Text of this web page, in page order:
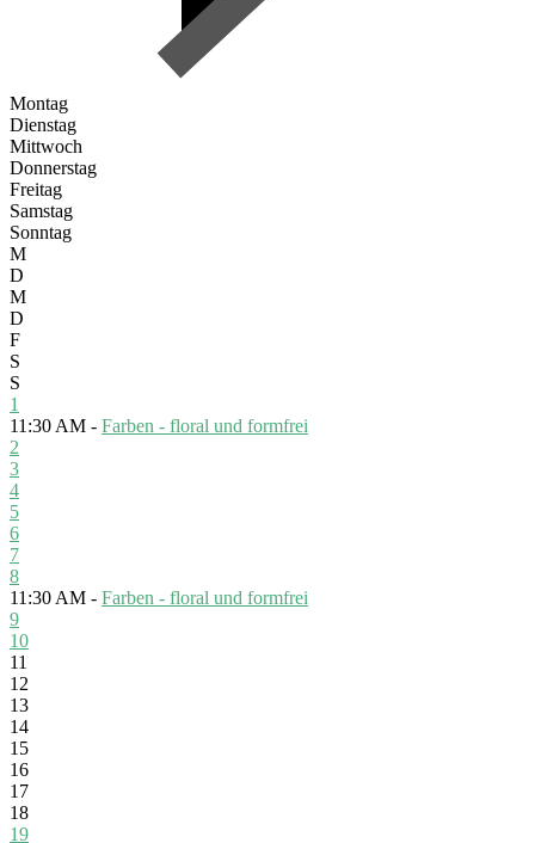
Montag
Dienstag
Mittwoch
Donnerstag
Freitag
Samstag
Sonntag
M
D
M
D
F
S
S
1
11:30 AM - Farben - floral und formfrei
2
3
4
5
6
7
8
11:30 AM - Farben - floral und formfrei
9
10
11
12
13
14
15
16
17
18
19